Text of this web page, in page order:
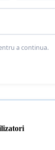
situație
a continua.